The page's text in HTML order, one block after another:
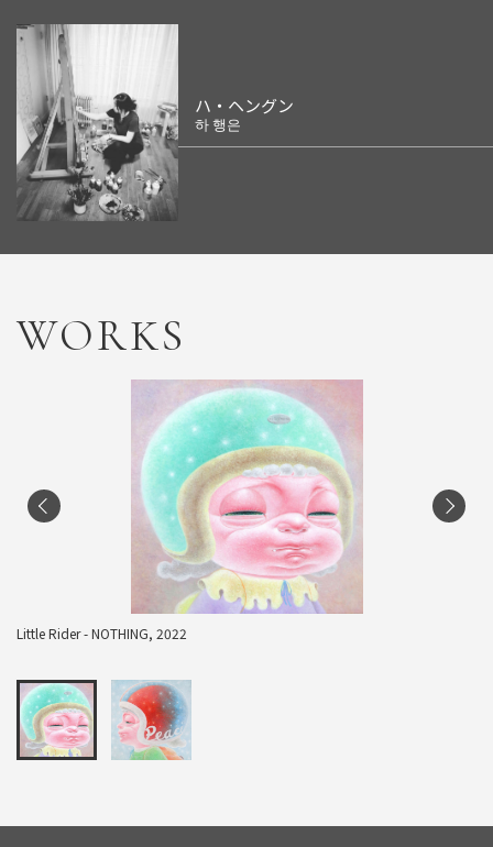
ハ・ヘングン
하 행은
WORKS
Little Rider - NOTHING, 2022